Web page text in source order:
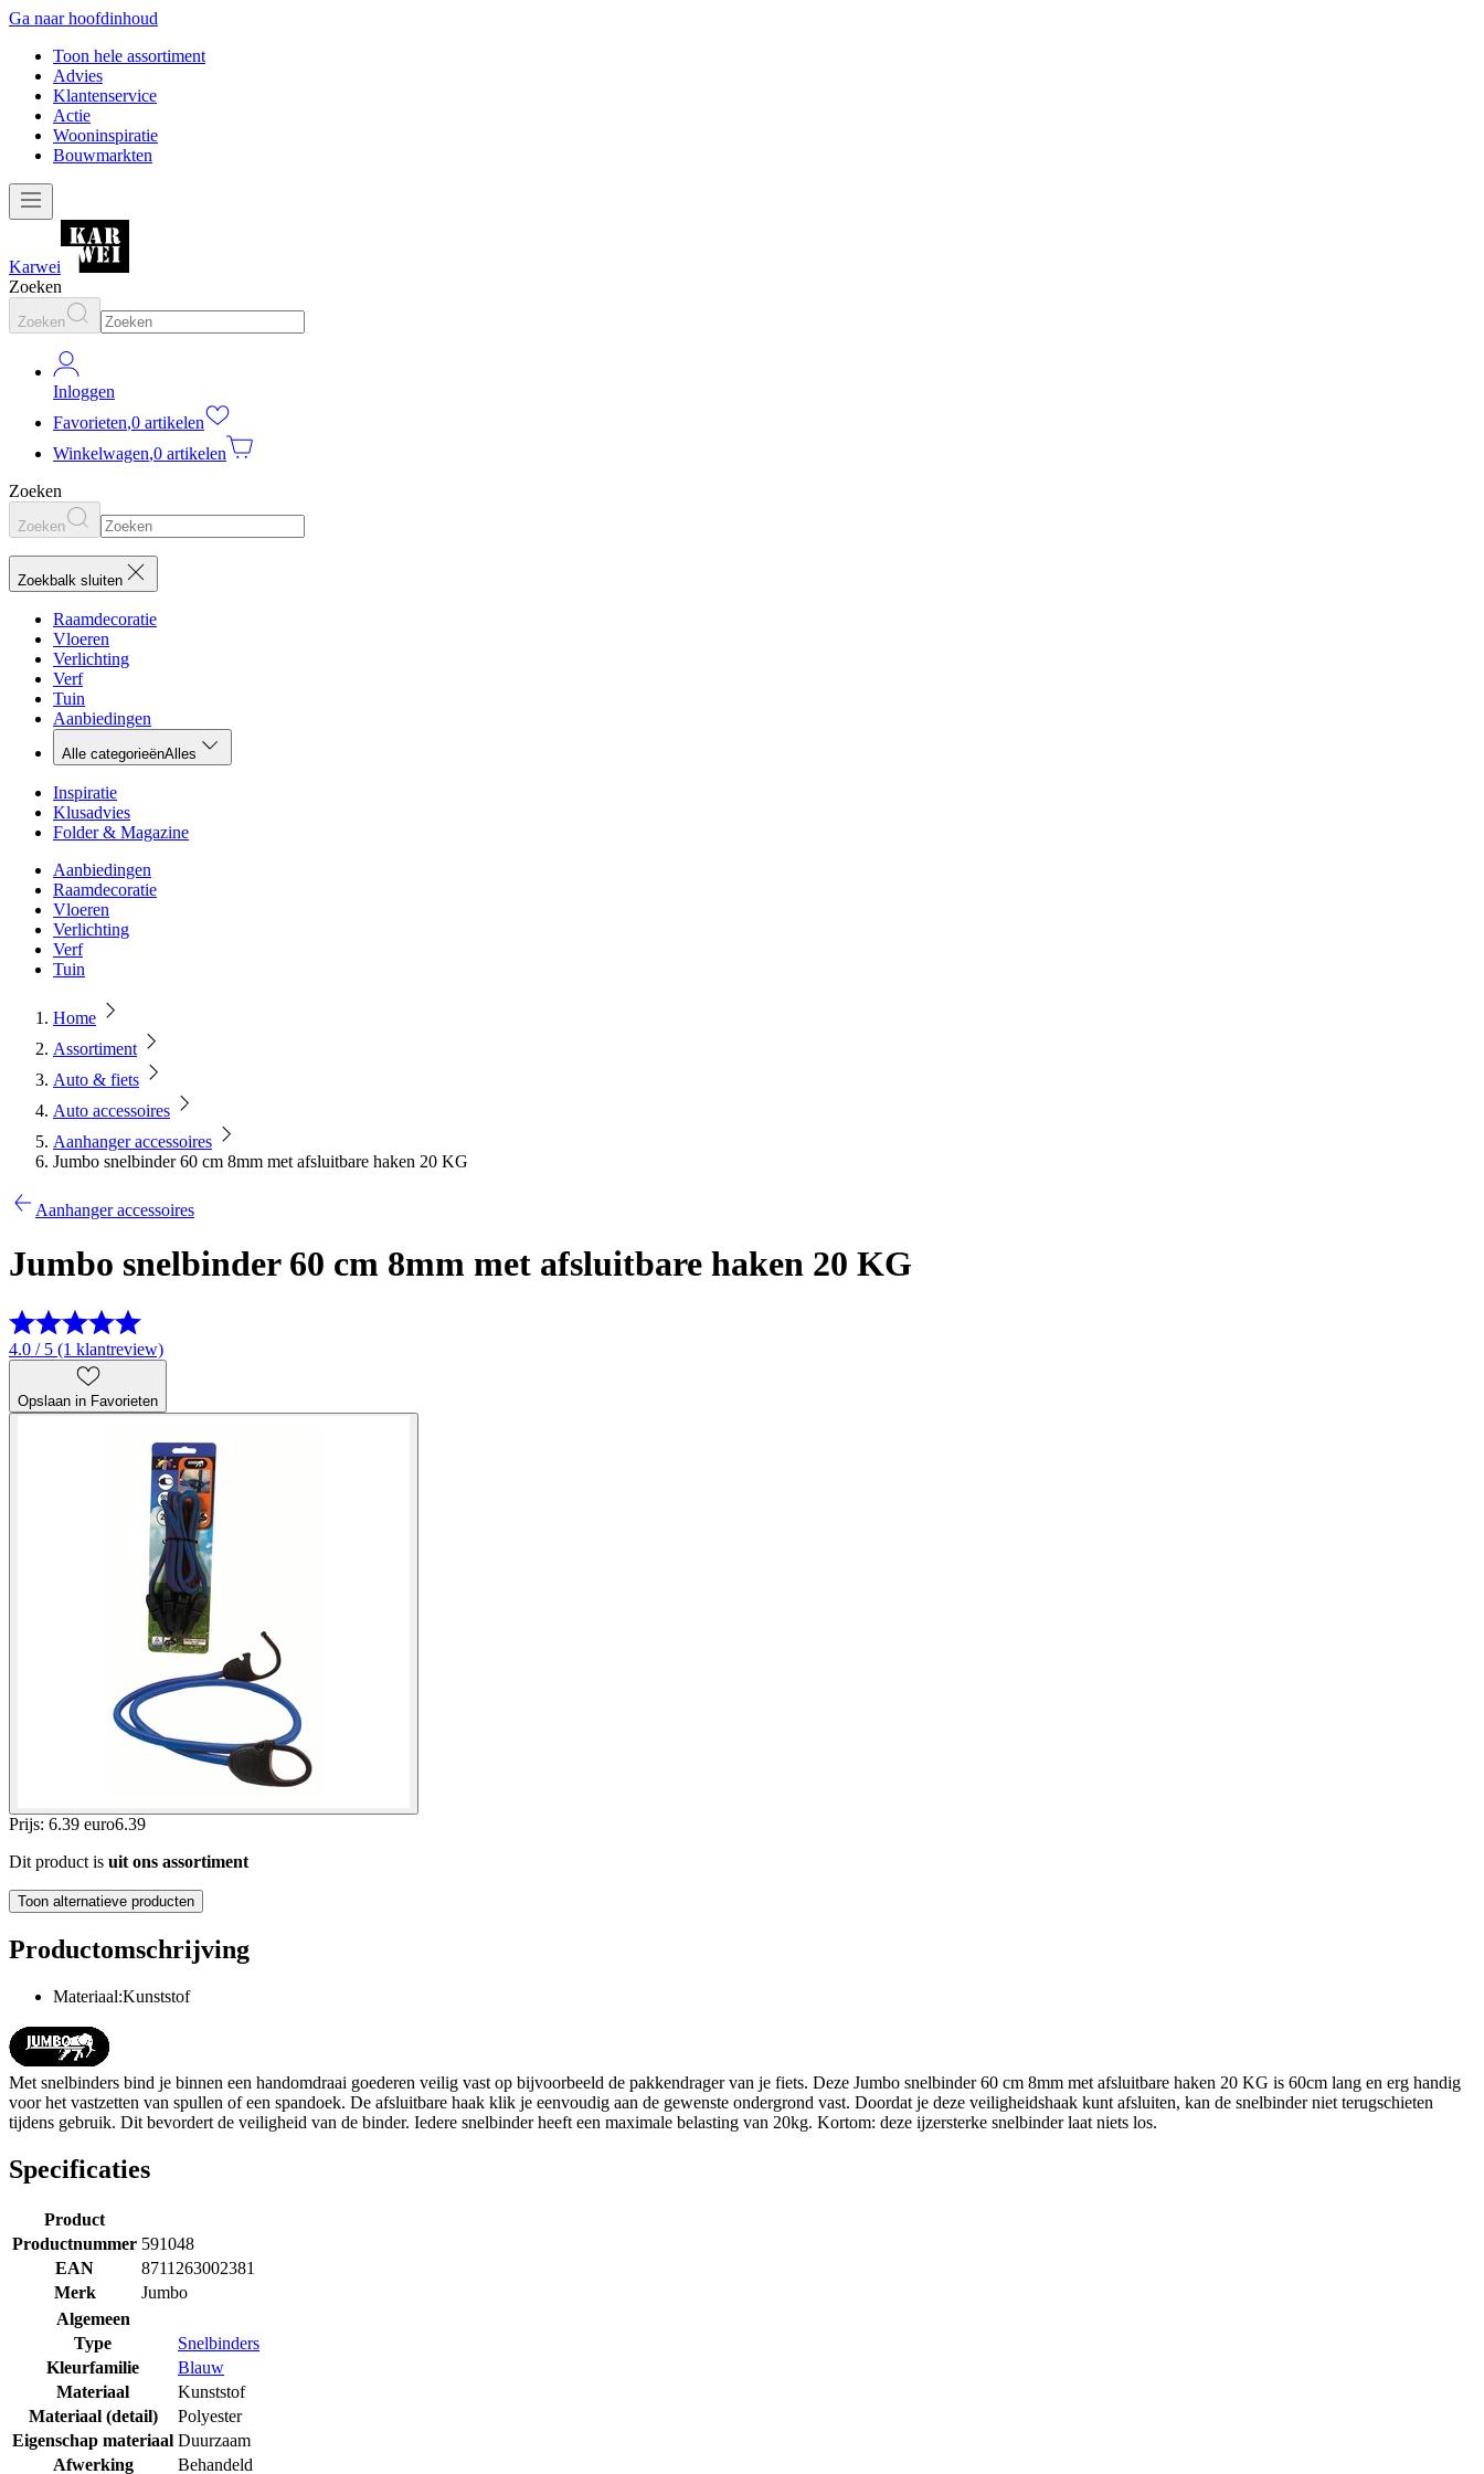
Ga naar hoofdinhoud
Toon hele assortiment
Advies
Klantenservice
Actie
Wooninspiratie
Bouwmarkten
Karwei
Zoeken
Zoeken
Inloggen
Favorieten,0 artikelen
Winkelwagen,0 artikelen
Zoeken
Zoeken
Zoekbalk sluiten
Raamdecoratie
Vloeren
Verlichting
Verf
Tuin
Aanbiedingen
Alle categorieënAlles
Inspiratie
Klusadvies
Folder & Magazine
Aanbiedingen
Raamdecoratie
Vloeren
Verlichting
Verf
Tuin
Home
Assortiment
Auto & fiets
Auto accessoires
Aanhanger accessoires
Jumbo snelbinder 60 cm 8mm met afsluitbare haken 20 KG
Aanhanger accessoires
Jumbo snelbinder 60 cm 8mm met afsluitbare haken 20 KG
4.0 / 5 (1 klantreview)
Opslaan in Favorieten
Prijs: 6.39 euro6.39
Dit product is uit ons assortiment
Toon alternatieve producten
Productomschrijving
Materiaal:Kunststof
Met snelbinders bind je binnen een handomdraai goederen veilig vast op bijvoorbeeld de pakkendrager van je fiets. Deze Jumbo snelbinder 60 cm 8mm met afsluitbare haken 20 KG is 60cm lang en erg handig
voor het vastzetten van spullen of een spandoek. De afsluitbare haak klik je eenvoudig aan de gewenste ondergrond vast. Doordat je deze veiligheidshaak kunt afsluiten, kan de snelbinder niet terugschieten
tijdens gebruik. Dit bevordert de veiligheid van de binder. Iedere snelbinder heeft een maximale belasting van 20kg. Kortom: deze ijzersterke snelbinder laat niets los.
Specificaties
Product
Productnummer 591048
EAN
8711263002381
Merk
Jumbo
Algemeen
Type
Snelbinders
Kleurfamilie
Blauw
Materiaal
Kunststof
Materiaal (detail)
Polyester
Eigenschap materiaal Duurzaam
Afwerking
Behandeld